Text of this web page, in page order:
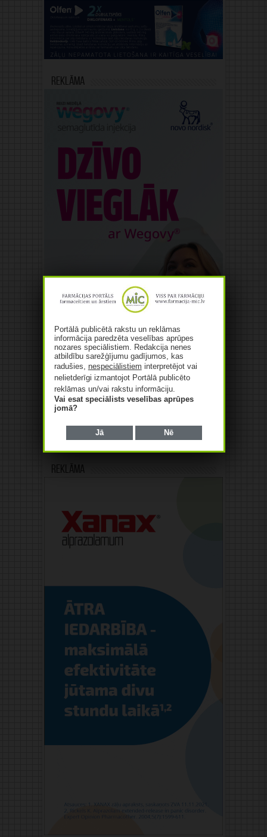
Reklāma
Reklāma
Portālā publicētā rakstu un reklāmas
informācija paredzēta veselības aprūpes
nozares speciālistiem. Redakcija nenes
atbildību sarežģījumu gadījumos, kas
radušies, nespeciālistiem interpretējot vai
nelietderīgi izmantojot Portālā publicēto
reklāmas un/vai rakstu informāciju.
Vai esat speciālists veselības aprūpes
jomā?
Jā Nē